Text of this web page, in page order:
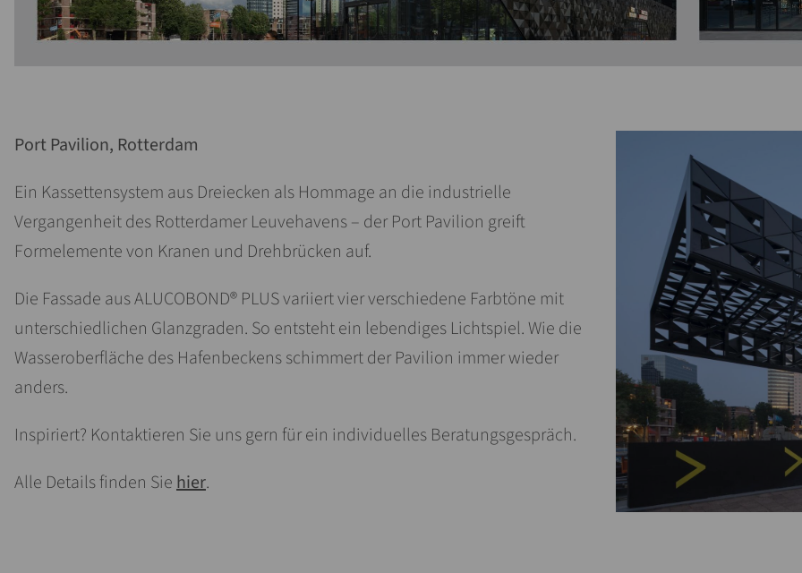
Port Pavilion, Rotterdam
Ein Kassettensystem aus Dreiecken als Hommage an die industrielle
Vergangenheit des Rotterdamer Leuvehavens – der Port Pavilion greift
Formelemente von Kranen und Drehbrücken auf.
Die Fassade aus ALUCOBOND® PLUS variiert vier verschiedene Farbtöne mit
unterschiedlichen Glanzgraden. So entsteht ein lebendiges Lichtspiel. Wie die
Wasseroberfläche des Hafenbeckens schimmert der Pavilion immer wieder
anders.
Inspiriert? Kontaktieren Sie uns gern für ein individuelles Beratungsgespräch.
Alle Details finden Sie hier.